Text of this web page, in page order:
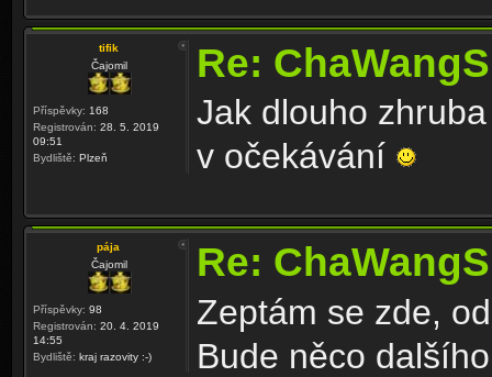
tifik
Čajomil
Příspěvky: 168
Registrován: 28. 5. 2019
09:51
Bydliště: Plzeň
Re:
Jak dlouho
v očekávání
pája
Čajomil
Příspěvky: 98
Registrován: 20. 4. 2019
14:55
Bydliště: kraj razovity :-)
Re:
Zeptám se zde,
Bude něco